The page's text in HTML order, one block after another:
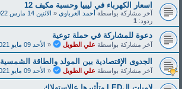
اسعار الكهرباء في ليبيا وحسبة مكيف 12
آخر مشاركة بواسطة أحمد الغرباوي « الاثنين 14 مارس 2022 - 10:29
ردود: 1
دعوة للمشاركة في حملة توعية
آخر مشاركة بواسطة علي الطويل « الأحد 09 مايو 2021 - 1:43
الجدوى الإقتصادية بين المولد والطاقة الشمسية
آخر مشاركة بواسطة علي الطويل « الأحد 09 مايو 2021 - 1:33